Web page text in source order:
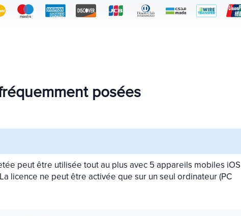
posées
peut être utilisée tout au plus avec 5 appareils mobiles iOS
licence ne peut être activée que sur un seul ordinateur (PC